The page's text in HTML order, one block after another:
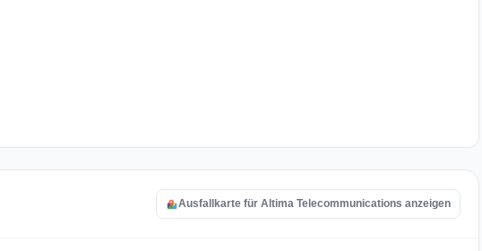
Ausfallkarte für Altima Telecommunications anzeigen